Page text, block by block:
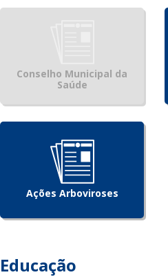
Conselho Municipal da
Saúde
Ações Arboviroses
Educação